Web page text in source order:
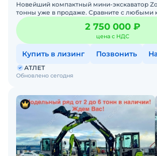
Новейший компактный мини-экскаватор
тонны уже в продаже. Сравните с любыми
оцените наши преимущества. Приглашаем
2 750 000 ₽
цена с НДС
Купить в лизинг Позвонить
Обновлено сегодня
АТЛЕТ